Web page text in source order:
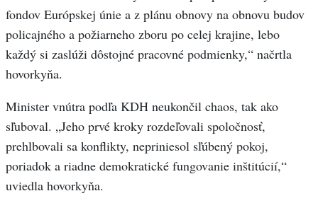
fondov Európskej únie a z plánu obnovy na obnovu budov
policajného a požiarneho zboru po celej krajine, lebo
každý si zaslúži dôstojné pracovné podmienky,“ načrtla
hovorkyňa.
Minister vnútra podľa KDH neukončil chaos, tak ako
sľuboval. „Jeho prvé kroky rozdeľovali spoločnosť,
prehlbovali sa konflikty, nepriniesol sľúbený pokoj,
poriadok a riadne demokratické fungovanie inštitúcií,“
uviedla hovorkyňa.